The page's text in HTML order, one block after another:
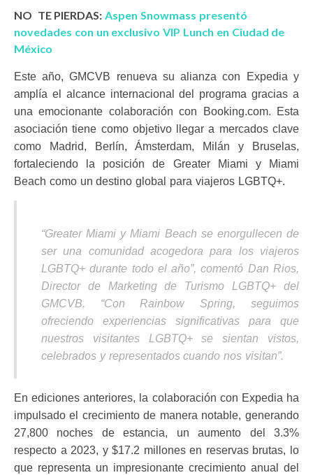
NO TE PIERDAS:Aspen Snowmass presentó
novedades con un exclusivo VIP Lunch en Ciudad de
México
Este año, GMCVB renueva su alianza con Expedia y
amplía el alcance internacional del programa gracias a
una emocionante colaboración con Booking.com. Esta
asociación tiene como objetivo llegar a mercados clave
como Madrid, Berlín, Ámsterdam, Milán y Bruselas,
fortaleciendo la posición de Greater Miami y Miami
Beach como un destino global para viajeros LGBTQ+.
“Greater Miami y Miami Beach se enorgullecen de
ser una comunidad acogedora para los viajeros
LGBTQ+ durante todo el año”, comentó Dan Rios,
Director de Marketing de Turismo LGBTQ+ del
GMCVB. “Con Rainbow Spring, seguimos
ofreciendo experiencias significativas para que
nuestros visitantes LGBTQ+ se sientan vistos,
celebrados y representados cuando nos visitan”.
En ediciones anteriores, la colaboración con Expedia ha
impulsado el crecimiento de manera notable, generando
27,800 noches de estancia, un aumento del 3.3%
respecto a 2023, y $17.2 millones en reservas brutas, lo
que representa un impresionante crecimiento anual del